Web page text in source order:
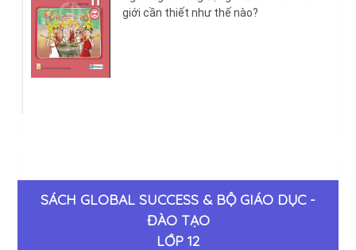
giới cần thiết như thế nào?
SÁCH GLOBAL SUCCESS & BỘ GIÁO DỤC -
ĐÀO TẠO
LỚP 12